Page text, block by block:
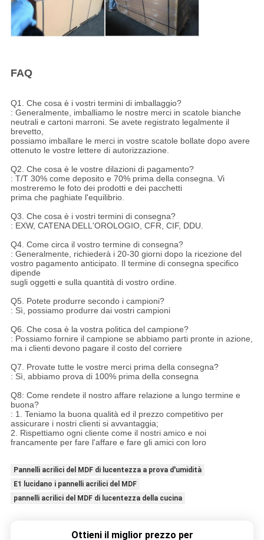
FAQ
Q1. Che cosa è i vostri termini di imballaggio?
: Generalmente, imballiamo le nostre merci in scatole bianche
neutrali e cartoni marroni. Se avete registrato legalmente il
brevetto,
possiamo imballare le merci in vostre scatole bollate dopo avere
ottenuto le vostre lettere di autorizzazione.
Q2. Che cosa è le vostre dilazioni di pagamento?
: T/T 30% come deposito e 70% prima della consegna. Vi
mostreremo le foto dei prodotti e dei pacchetti
prima che paghiate l'equilibrio.
Q3. Che cosa è i vostri termini di consegna?
: EXW, CATENA DELL'OROLOGIO, CFR, CIF, DDU.
Q4. Come circa il vostro termine di consegna?
: Generalmente, richiederà i 20-30 giorni dopo la ricezione del
vostro pagamento anticipato. Il termine di consegna specifico
dipende
sugli oggetti e sulla quantità di vostro ordine.
Q5. Potete produrre secondo i campioni?
: Sì, possiamo produrre dai vostri campioni
Q6. Che cosa è la vostra politica del campione?
: Possiamo fornire il campione se abbiamo parti pronte in azione,
ma i clienti devono pagare il costo del corriere
Q7. Provate tutte le vostre merci prima della consegna?
: Sì, abbiamo prova di 100% prima della consegna
Q8: Come rendete il nostro affare relazione a lungo termine e
buona?
: 1. Teniamo la buona qualità ed il prezzo competitivo per
assicurare i nostri clienti si avvantaggia;
2. Rispettiamo ogni cliente come il nostri amico e noi
francamente per fare l'affare e fare gli amici con loro
Pannelli acrilici del MDF di lucentezza a prova d'umidità
E1 lucidano i pannelli acrilici del MDF
pannelli acrilici del MDF di lucentezza della cucina
Ottieni il miglior prezzo per